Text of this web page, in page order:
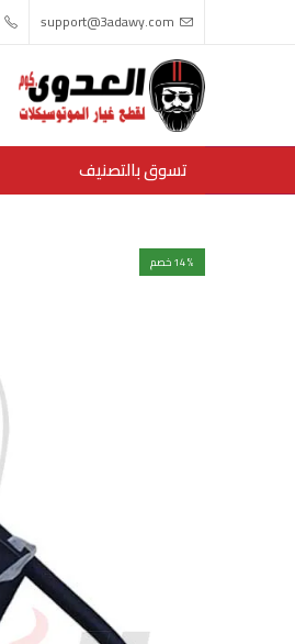
support@3adawy.com
تسوق بالتصنيف
14% خصم